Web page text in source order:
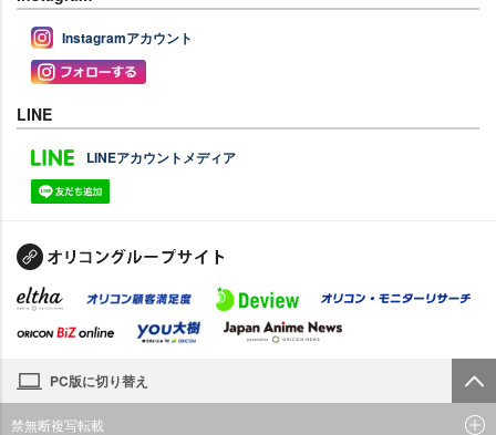
Instagramアカウント
LINE
LINEアカウントメディア
PC版に切り替え
禁無断複写転載